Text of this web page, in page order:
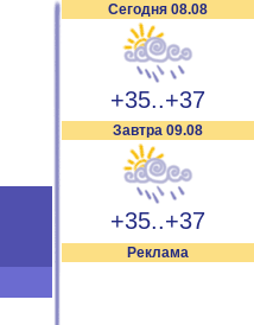
Сегодня 08.08
+35..+37
Завтра 09.08
+35..+37
Реклама